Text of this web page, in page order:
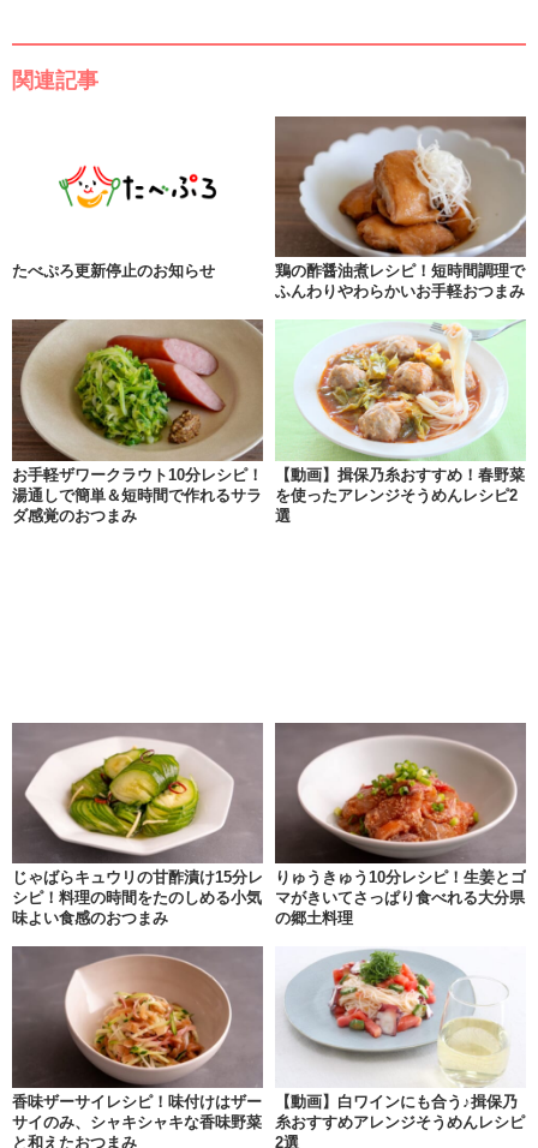
関連記事
たべぷろ更新停止のお知らせ
鶏の酢醤油煮レシピ！短時間調理で
ふんわりやわらかいお手軽おつまみ
お手軽ザワークラウト10分レシピ！
湯通しで簡単＆短時間で作れるサラ
ダ感覚のおつまみ
【動画】揖保乃糸おすすめ！春野菜
を使ったアレンジそうめんレシピ2
選
じゃばらキュウリの甘酢漬け15分レ
シピ！料理の時間をたのしめる小気
味よい食感のおつまみ
りゅうきゅう10分レシピ！生姜とゴ
マがきいてさっぱり食べれる大分県
の郷土料理
香味ザーサイレシピ！味付けはザー
サイのみ、シャキシャキな香味野菜
と和えたおつまみ
【動画】白ワインにも合う♪揖保乃
糸おすすめアレンジそうめんレシピ
2選